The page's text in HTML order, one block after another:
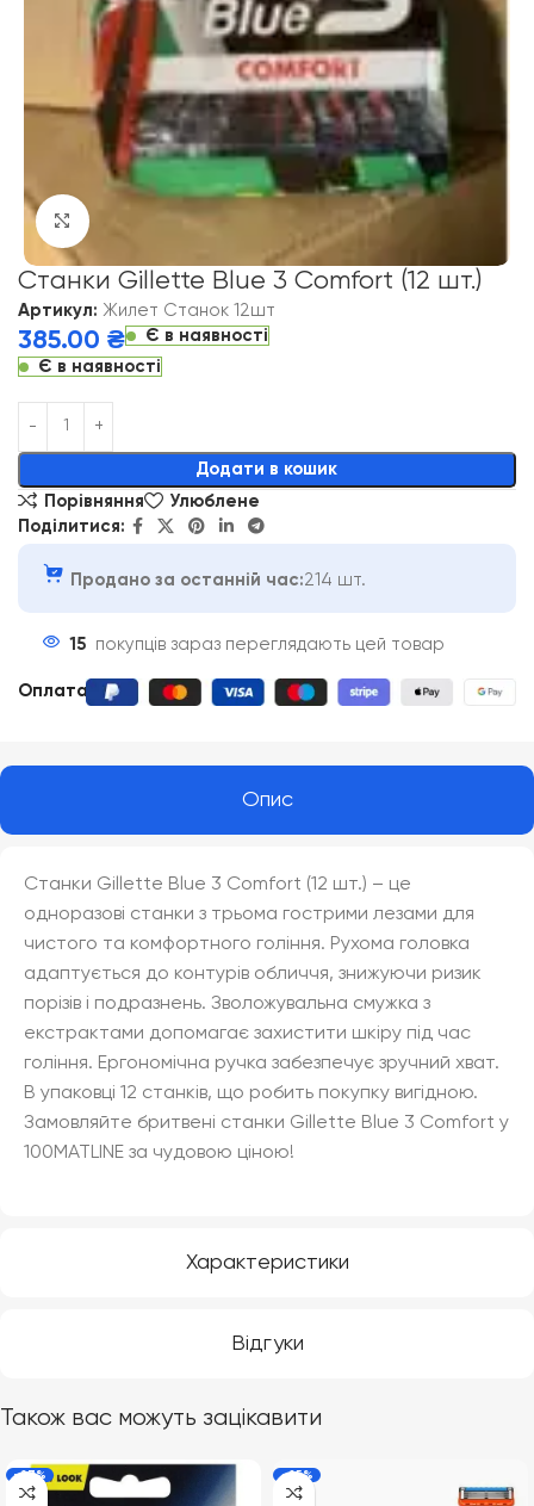
Click to enlarge
Станки Gillette Blue 3 Comfort (12 шт.)
Артикул: Жилет Станок 12шт
385.00 ₴
Є в наявності
Є в наявності
Додати в кошик
Alternative:
Порівняння
Улюблене
Поділитися:
Продано за останній час:214 шт.
15 покупців зараз переглядають цей товар
Оплата
Опис
Характеристики
Відгуки
Станки Gillette Blue 3 Comfort (12 шт.) – це
одноразові станки з трьома гострими лезами для
чистого та комфортного гоління. Рухома головка
адаптується до контурів обличчя, знижуючи ризик
порізів і подразнень. Зволожувальна смужка з
екстрактами допомагає захистити шкіру під час
гоління. Ергономічна ручка забезпечує зручний хват.
В упаковці 12 станків, що робить покупку вигідною.
Замовляйте бритвені станки Gillette Blue 3 Comfort у
100MATLINE за чудовою ціною!
Також вас можуть зацікавити
-27% -25%